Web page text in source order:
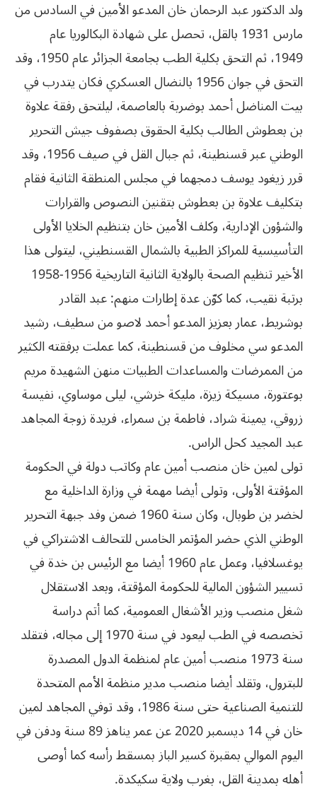
ولد الدكتور عبد الرحمان خان المدعو الأمين في السادس من
مارس 1931 بالقل، تحصل على شهادة البكالوريا عام
1949، ثم التحق بكلية الطب بجامعة الجزائر عام 1950، وقد
التحق في جوان 1956 بالنضال العسكري فكان يتدرب في
بيت المناضل أحمد بوضربة بالعاصمة، ليلتحق رفقة علاوة
بن بعطوش الطالب بكلية الحقوق بصفوف جيش التحرير
الوطني عبر قسنطينة، ثم جبال القل في صيف 1956، وقد
قرر زيغود يوسف دمجهما في مجلس المنطقة الثانية فقام
بتكليف علاوة بن بعطوش بتقنين النصوص والقرارات
والشؤون الإدارية، وكلف الأمين خان بتنظيم الخلايا الأولى
التأسيسية للمراكز الطبية بالشمال القسنطيني، ليتولى هذا
الأخير تنظيم الصحة بالولاية الثانية التاريخية 1956-1958
برتبة نقيب، كما كوّن عدة إطارات منهم: عبد القادر
بوشريط، عمار بعزيز المدعو أحمد لاصو من سطيف، رشيد
المدعو سي مخلوف من قسنطينة، كما عملت برفقته الكثير
من الممرضات والمساعدات الطبيات منهن الشهيدة مريم
بوعتورة، مسيكة زيزة، مليكة خرشي، ليلى موساوي، نفيسة
زروقي، يمينة شراد، فاطمة بن سمراء، فريدة زوجة المجاهد
عبد المجيد كحل الراس.
تولى لمين خان منصب أمين عام وكاتب دولة في الحكومة
المؤقتة الأولى، وتولى أيضا مهمة في وزارة الداخلية مع
لخضر بن طوبال، وكان سنة 1960 ضمن وفد جبهة التحرير
الوطني الذي حضر المؤتمر الخامس للتحالف الاشتراكي في
يوغسلافيا، وعمل عام 1960 أيضا مع الرئيس بن خدة في
تسيير الشؤون المالية للحكومة المؤقتة، وبعد الاستقلال
شغل منصب وزير الأشغال العمومية، كما أتم دراسة
تخصصه في الطب ليعود في سنة 1970 إلى مجاله، فتقلد
سنة 1973 منصب أمين عام لمنظمة الدول المصدرة
للبترول، وتقلد أيضا منصب مدير منظمة الأمم المتحدة
للتنمية الصناعية حتى سنة 1986، وقد توفي المجاهد لمين
خان في 14 ديسمبر 2020 عن عمر يناهز 89 سنة ودفن في
اليوم الموالي بمقبرة كسير الباز بمسقط رأسه كما أوصى
أهله بمدينة القل، بغرب ولاية سكيكدة.